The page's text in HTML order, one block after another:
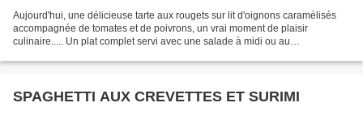
Aujourd'hui, une délicieuse tarte aux rougets sur lit d'oignons caramélisés
accompagnée de tomates et de poivrons, un vrai moment de plaisir
culinaire..... Un plat complet servi avec une salade à midi ou au
SPAGHETTI AUX CREVETTES ET SURIMI